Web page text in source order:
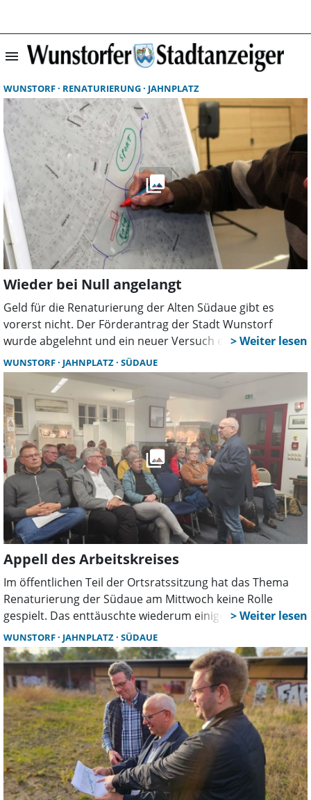
menu
WUNSTORF RENATURIERUNG JAHNPLATZ
Wieder bei Null angelangt
Geld für die Renaturierung der Alten Südaue gibt es
vorerst nicht. Der Förderantrag der Stadt Wunstorf
wurde abgelehnt und ein neuer Versuch erscheint
aussichtslos. Damit steht das Projekt am ehemaligen
Freibadgelände wieder ganz am Anfang.
WUNSTORF JAHNPLATZ SÜDAUE
Appell des Arbeitskreises
Im öffentlichen Teil der Ortsratssitzung hat das Thema
Renaturierung der Südaue am Mittwoch keine Rolle
gespielt. Das enttäuschte wiederum einige Anlieger, die
deshalb gekommen waren. Sie verließen kurz nach
Sitzungsbeginn den Ratssaal wieder. Im nichtöffentlichen
Teil soll es aber einen Tagesordnungspunkt zum Thema
gegeben haben.
WUNSTORF JAHNPLATZ SÜDAUE